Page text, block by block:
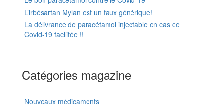
L’irbésartan Mylan est un faux générique!
La délivrance de paracétamol injectable en cas de
Covid-19 facilitée !!
Catégories magazine
Nouveaux médicaments